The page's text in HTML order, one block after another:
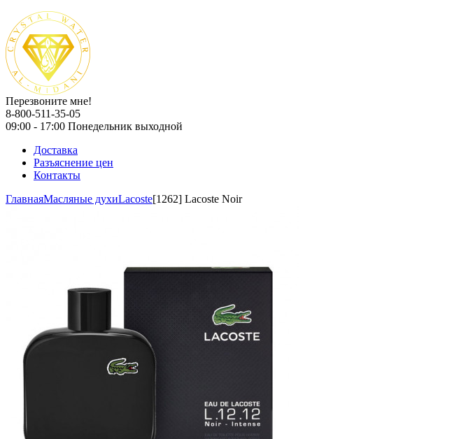
Перезвоните мне!
8-800-511-35-05
09:00 - 17:00 Понедельник выходной
Доставка
Разъяснение цен
Контакты
ГлавнаяМасляные духиLacoste[1262] Lacoste Noir